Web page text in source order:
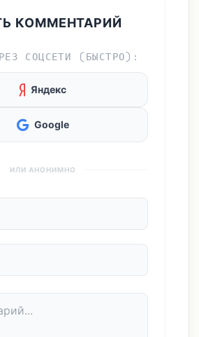
КОММЕНТАРИЙ
СОЦСЕТИ (БЫСТРО):
Яндекс
Google
ИЛИ АНОНИМНО